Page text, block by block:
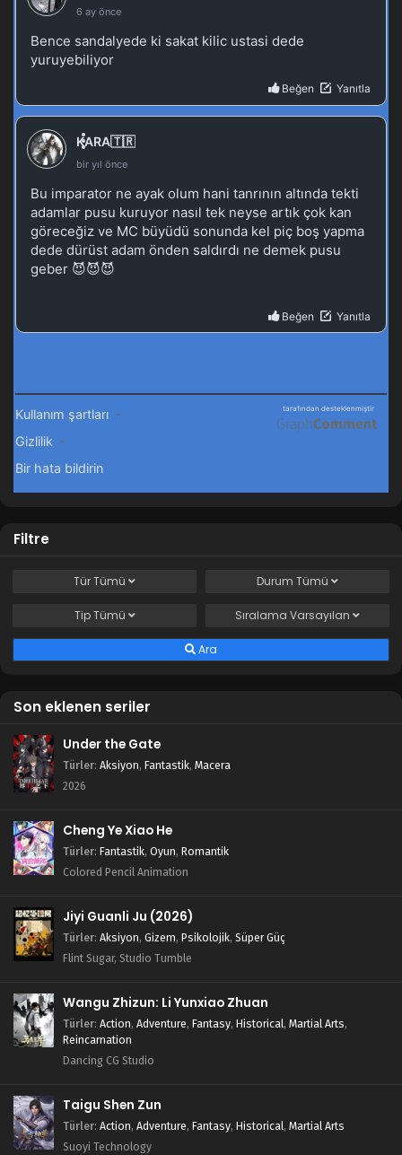
Filtre
TürTümü Durum Tümü
TipTümü Sıralama Varsayılan
Ara
Son eklenen seriler
Under the Gate
Türler: Aksiyon, Fantastik, Macera
2026
Cheng Ye Xiao He
Türler: Fantastik, Oyun, Romantik
Colored Pencil Animation
Jiyi Guanli Ju (2026)
Türler: Aksiyon, Gizem, Psikolojik, Süper Güç
Flint Sugar, Studio Tumble
Wangu Zhizun: Li Yunxiao Zhuan
Türler: Action, Adventure, Fantasy, Historical, Martial Arts,
Reincarnation
Dancing CG Studio
Taigu Shen Zun
Türler: Action, Adventure, Fantasy, Historical, Martial Arts
Suoyi Technology